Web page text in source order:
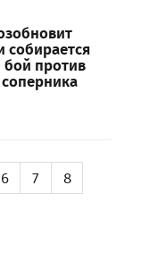
собирается
бой против
6 7
8